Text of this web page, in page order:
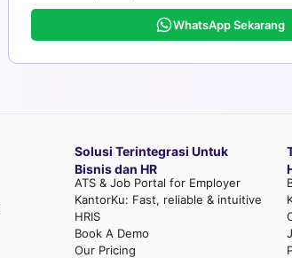
WhatsApp Sekarang
Solusi Terintegrasi Untuk
Bisnis dan HR
ATS & Job Portal for Employer
KantorKu: Fast, reliable & intuitive
HRIS
Book A Demo
Our Pricing